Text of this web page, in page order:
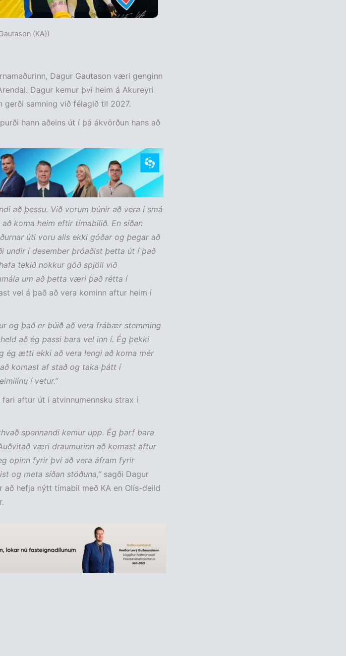
(KA))
Dagur Gautason væri genginn
Dagur kemur því heim á Akureyri
gerði samning við félagið til 2027.
hann aðeins út í þá ákvörðun hans að
að þessu. Við vorum búnir að vera í smá
koma heim eftir tímabilið. En síðan
úti voru alls ekki góðar og þegar að
undir í desember þróaðist þetta út í það
tekið nokkur góð spjöll við
um að þetta væri það rétta í
vel á það að vera kominn aftur heim í
og það er búið að vera frábær stemming
að ég passi bara vel inn í. Ég þekki
ég ætti ekki að vera lengi að koma mér
komast af stað og taka þátt í
í vetur.”
aftur út í atvinnumennsku strax í
spennandi kemur upp. Ég þarf bara
væri draumurinn að komast aftur
opinn fyrir því að vera áfram fyrir
og meta síðan stöðuna,”sagði Dagur
að hefja nýtt tímabil með KA en Olís-deild